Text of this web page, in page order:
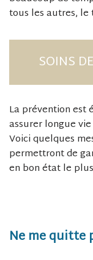
tous les autres, le
SOINS
La prévention est
assurer longue
Voici quelques
permettront de
en bon état le
Ne me quitte